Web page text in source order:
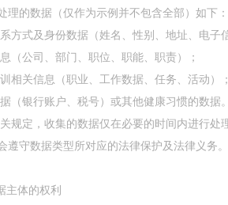
理的数据（仅作为示例并不包含全部）如下：
方式及身份数据（姓名、性别、地址、电子
（公司、部门、职位、职能、职责）；
相关信息（职业、工作数据、任务、活动）
（银行账户、税号）或其他健康习惯的数据
规定，收集的数据仅在必要的时间内进行
遵守数据类型所对应的法律保护及法律义务。
主体的权利